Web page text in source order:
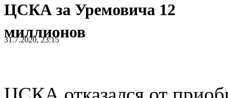
ЦСКА за Уремовича 12
миллионов
31.7.2020, 23:15